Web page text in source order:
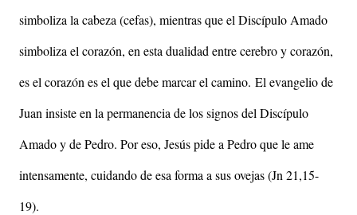
simboliza la cabeza (cefas), mientras que el Discípulo Amado
simboliza el corazón, en esta dualidad entre cerebro y corazón,
es el corazón es el que debe marcar el camino. El evangelio de
Juan insiste en la permanencia de los signos del Discípulo
Amado y de Pedro. Por eso, Jesús pide a Pedro que le ame
intensamente, cuidando de esa forma a sus ovejas (Jn 21,15-
19).